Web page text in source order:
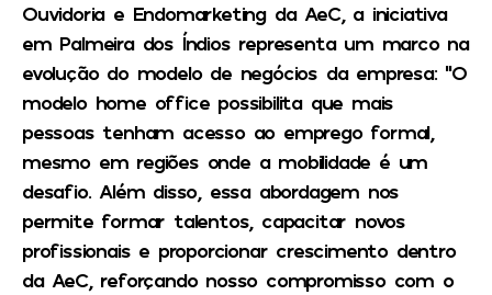
Ouvidoria e Endomarketing da AeC, a iniciativa
em Palmeira dos Índios representa um marco na
evolução do modelo de negócios da empresa: “O
modelo home office possibilita que mais
pessoas tenham acesso ao emprego formal,
mesmo em regiões onde a mobilidade é um
desafio. Além disso, essa abordagem nos
permite formar talentos, capacitar novos
profissionais e proporcionar crescimento dentro
da AeC, reforçando nosso compromisso com o